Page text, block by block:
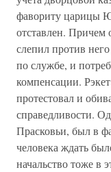
фавориту царицы
отставлен.
слепил против
по службе, и
компенсации.
протестовал и
справедливости.
Прасковьи, был в
человека ждать
начальство тоже в